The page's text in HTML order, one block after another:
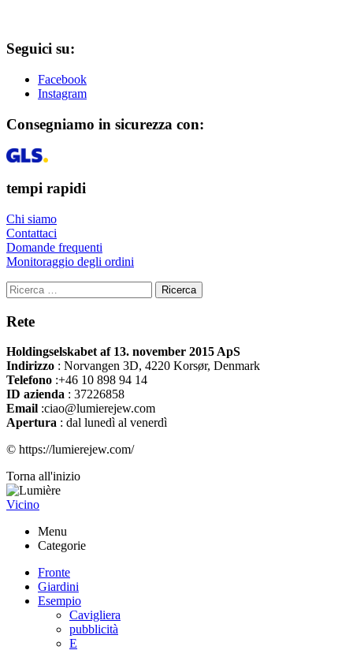
Seguici su:
Facebook
Instagram
Consegniamo in sicurezza con:
tempi rapidi
Chi siamo
Contattaci
Domande frequenti
Monitoraggio degli ordini
Ricerca
Rete
Holdingselskabet af 13. november 2015 ApS
Indirizzo : Norvangen 3D, 4220 Korsør, Denmark
Telefono :+46 10 898 94 14
ID azienda : 37226858
Email :ciao@lumierejew.com
Apertura : dal lunedì al venerdì
© https://lumierejew.com/
Torna all'inizio
Vicino
Menu
Categorie
Fronte
Giardini
Esempio
Cavigliera
pubblicità
E